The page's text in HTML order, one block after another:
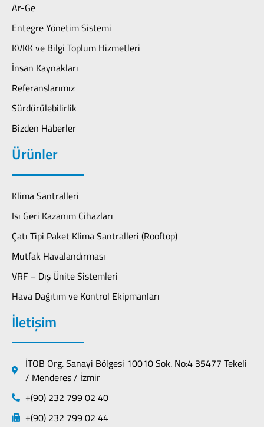
Ar-Ge
Entegre Yönetim Sistemi
KVKK ve Bilgi Toplum Hizmetleri
İnsan Kaynakları
Referanslarımız
Sürdürülebilirlik
Bizden Haberler
Ürünler
Klima Santralleri
Isı Geri Kazanım Cihazları
Çatı Tipi Paket Klima Santralleri (Rooftop)
Mutfak Havalandırması
VRF – Dış Ünite Sistemleri
Hava Dağıtım ve Kontrol Ekipmanları
İletişim
İTOB Org. Sanayi Bölgesi 10010 Sok. No:4 35477 Tekeli
/ Menderes / İzmir
+(90) 232 799 02 40
+(90) 232 799 02 44